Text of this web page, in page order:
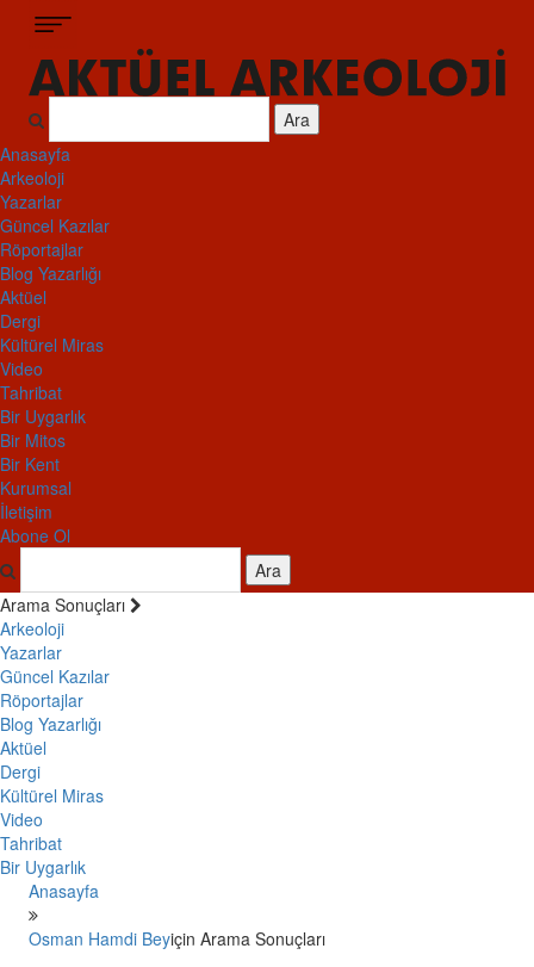
Ara
Anasayfa
Arkeoloji
Yazarlar
Güncel Kazılar
Röportajlar
Blog Yazarlığı
Aktüel
Dergi
Kültürel Miras
Video
Tahribat
Bir Uygarlık
Bir Mitos
Bir Kent
Kurumsal
İletişim
Abone Ol
Ara
Arama Sonuçları
Arkeoloji
Yazarlar
Güncel Kazılar
Röportajlar
Blog Yazarlığı
Aktüel
Dergi
Kültürel Miras
Video
Tahribat
Bir Uygarlık
Anasayfa
Osman Hamdi Beyiçin Arama Sonuçları